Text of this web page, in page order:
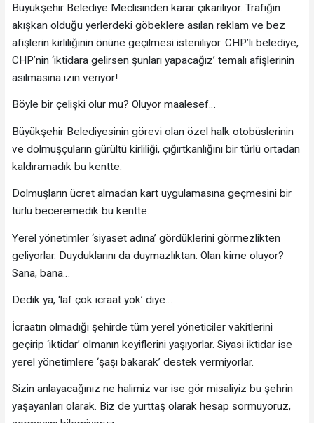
Büyükşehir Belediye Meclisinden karar çıkarılıyor. Trafiğin
akışkan olduğu yerlerdeki göbeklere asılan reklam ve bez
afişlerin kirliliğinin önüne geçilmesi isteniliyor. CHP’li belediye,
CHP’nin ‘iktidara gelirsen şunları yapacağız’ temalı afişlerinin
asılmasına izin veriyor!
Böyle bir çelişki olur mu? Oluyor maalesef…
Büyükşehir Belediyesinin görevi olan özel halk otobüslerinin
ve dolmuşçuların gürültü kirliliği, çığırtkanlığını bir türlü ortadan
kaldıramadık bu kentte.
Dolmuşların ücret almadan kart uygulamasına geçmesini bir
türlü beceremedik bu kentte.
Yerel yönetimler ‘siyaset adına’ gördüklerini görmezlikten
geliyorlar. Duyduklarını da duymazlıktan. Olan kime oluyor?
Sana, bana…
Dedik ya, ‘laf çok icraat yok’ diye…
İcraatın olmadığı şehirde tüm yerel yöneticiler vakitlerini
geçirip ‘iktidar’ olmanın keyiflerini yaşıyorlar. Siyasi iktidar ise
yerel yönetimlere ‘şaşı bakarak’ destek vermiyorlar.
Sizin anlayacağınız ne halimiz var ise gör misaliyiz bu şehrin
yaşayanları olarak. Biz de yurttaş olarak hesap sormuyoruz,